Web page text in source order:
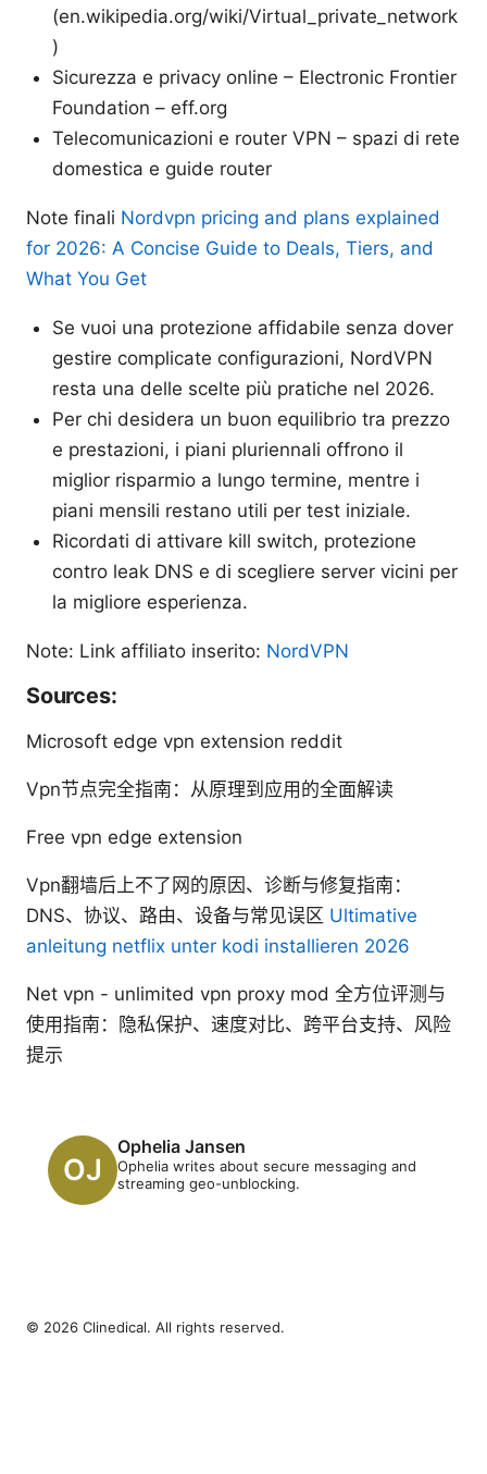
(en.wikipedia.org/wiki/Virtual_private_network
)
Sicurezza e privacy online – Electronic Frontier
Foundation – eff.org
Telecomunicazioni e router VPN – spazi di rete
domestica e guide router
Note finali Nordvpn pricing and plans explained
for 2026: A Concise Guide to Deals, Tiers, and
What You Get
Se vuoi una protezione affidabile senza dover
gestire complicate configurazioni, NordVPN
resta una delle scelte più pratiche nel 2026.
Per chi desidera un buon equilibrio tra prezzo
e prestazioni, i piani pluriennali offrono il
miglior risparmio a lungo termine, mentre i
piani mensili restano utili per test iniziale.
Ricordati di attivare kill switch, protezione
contro leak DNS e di scegliere server vicini per
la migliore esperienza.
Note: Link affiliato inserito: NordVPN
Sources:
Microsoft edge vpn extension reddit
Vpn节点完全指南：从原理到应用的全面解读
Free vpn edge extension
Vpn翻墙后上不了网的原因、诊断与修复指南：
DNS、协议、路由、设备与常见误区 Ultimative
anleitung netflix unter kodi installieren 2026
Net vpn - unlimited vpn proxy mod 全方位评测与
使用指南：隐私保护、速度对比、跨平台支持、风险
提示
Ophelia Jansen
Ophelia writes about secure messaging and
streaming geo-unblocking.
© 2026 Clinedical. All rights reserved.